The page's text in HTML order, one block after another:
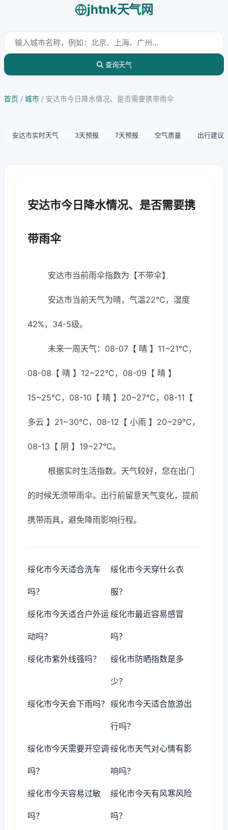
jhtnk天气网
查询天气
首页 / 城市 / 安达市今日降水情况、是否需要携带雨伞
安达市实时天气 3天预报 7天预报 空气质量 出行建议
安达市今日降水情况、是否需要携
带雨伞
安达市当前雨伞指数为【不带伞】
安达市当前天气为晴，气温22℃，湿度
42%，34-5级。
未来一周天气：08-07【 晴 】11~21℃，
08-08【 晴 】12~22℃，08-09【 晴 】
15~25℃，08-10【 晴 】20~27℃，08-11【
多云 】21~30℃，08-12【 小雨 】20~29℃，
08-13【 阴 】19~27℃。
根据实时生活指数。天气较好，您在出门
的时候无须带雨伞。出行前留意天气变化，提前
携带雨具，避免降雨影响行程。
绥化市今天适合洗车
吗？
绥化市今天穿什么衣
服？
绥化市今天适合户外运
动吗？
绥化市最近容易感冒
吗？
绥化市紫外线强吗？ 绥化市防晒指数是多
少？
绥化市今天会下雨吗？ 绥化市今天适合旅游出
行吗？
绥化市今天需要开空调
吗？
绥化市天气对心情有影
响吗？
绥化市今天容易过敏
吗？
绥化市今天有风寒风险
吗？